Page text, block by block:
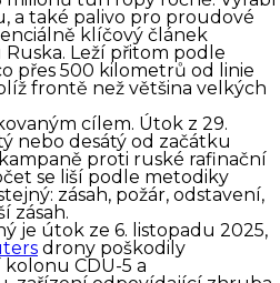
a také palivo pro proudové
klíčový článek
Leží přitom podle
přes 500 kilometrů od linie
frontě než většina velkých
cílem. Útok z 29.
nebo desátý od začátku
proti ruské rafinační
se liší podle metodiky
zásah, požár, odstavení,
zásah.
je útok ze 6. listopadu 2025,
drony poškodily
CDU-5 a